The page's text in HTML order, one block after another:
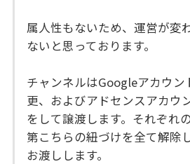
属人性もないため、運営が変
ないと思っております。
チャンネルはGoogleアカウン
更、およびアドセンスアカウ
をして譲渡します。それぞれ
第こちらの紐づけを全て解除
お渡しします。